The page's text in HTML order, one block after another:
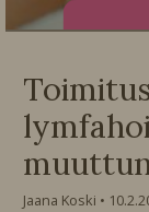
Jaana Koski